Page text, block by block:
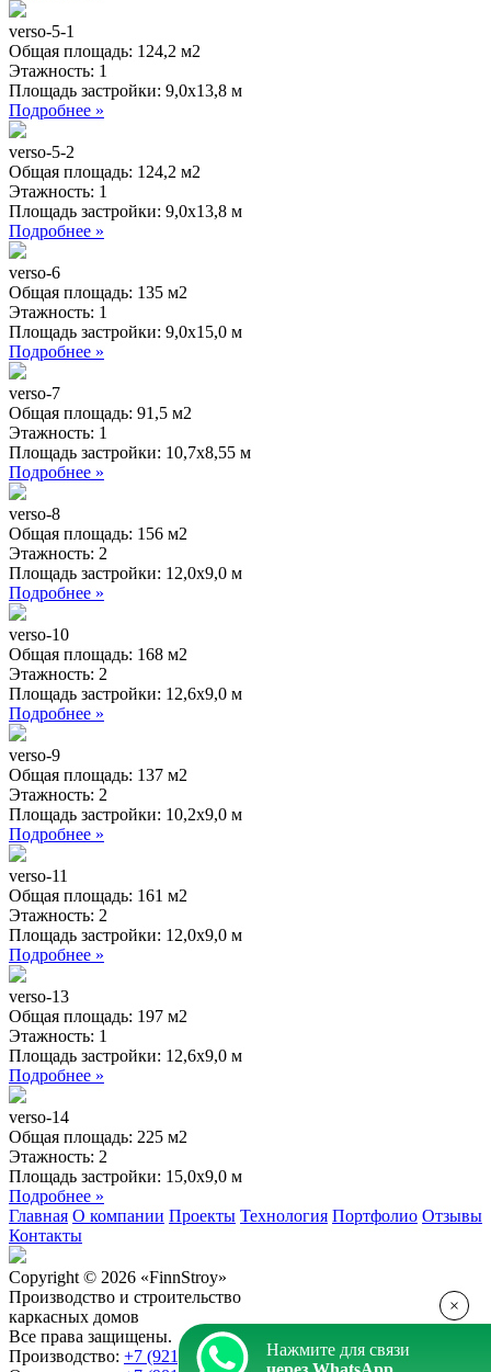
verso-5-1
Общая площадь: 124,2 м2
Этажность: 1
Площадь застройки: 9,0х13,8 м
Подробнее »
verso-5-2
Общая площадь: 124,2 м2
Этажность: 1
Площадь застройки: 9,0х13,8 м
Подробнее »
verso-6
Общая площадь: 135 м2
Этажность: 1
Площадь застройки: 9,0х15,0 м
Подробнее »
verso-7
Общая площадь: 91,5 м2
Этажность: 1
Площадь застройки: 10,7х8,55 м
Подробнее »
verso-8
Общая площадь: 156 м2
Этажность: 2
Площадь застройки: 12,0х9,0 м
Подробнее »
verso-10
Общая площадь: 168 м2
Этажность: 2
Площадь застройки: 12,6х9,0 м
Подробнее »
verso-9
Общая площадь: 137 м2
Этажность: 2
Площадь застройки: 10,2х9,0 м
Подробнее »
verso-11
Общая площадь: 161 м2
Этажность: 2
Площадь застройки: 12,0х9,0 м
Подробнее »
verso-13
Общая площадь: 197 м2
Этажность: 1
Площадь застройки: 12,6х9,0 м
Подробнее »
verso-14
Общая площадь: 225 м2
Этажность: 2
Площадь застройки: 15,0х9,0 м
Подробнее »
Главная О компании Проекты Технология Портфолио Отзывы
Контакты
Copyright © 2026 «FinnStroy»
Производство и строительство
каркасных домов
Все права защищены.
Производство: +7 (921) 716-22-72
Нажмите для связи
×